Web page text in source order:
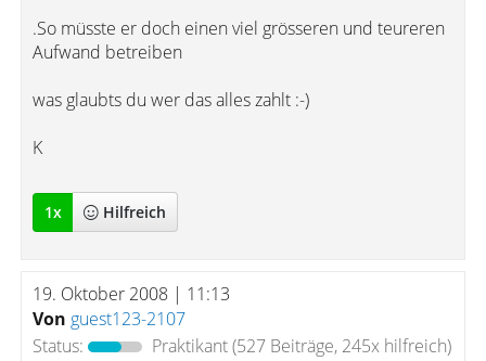
.So müsste er doch einen viel grösseren und teureren
Aufwand betreiben
was glaubts du wer das alles zahlt :-)
K
1x Hilfreich
19. Oktober 2008 | 11:13
Von guest123-2107
Status:
Praktikant(527 Beiträge, 245x hilfreich)